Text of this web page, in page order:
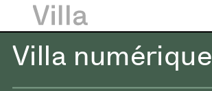
Villa numérique